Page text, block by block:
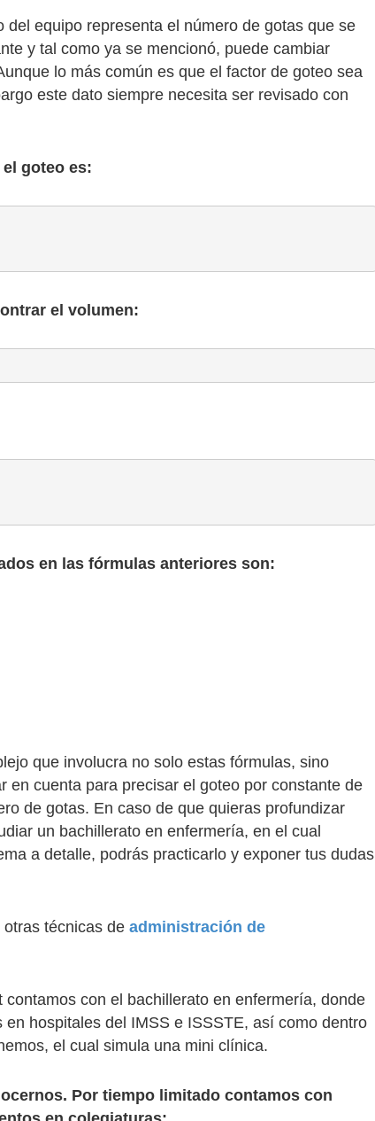
del equipo representa el número de gotas que se
y tal como ya se mencionó, puede cambiar
lo más común es que el factor de goteo sea
este dato siempre necesita ser revisado con
goteo es:
el volumen:
en las fórmulas anteriores son:
que involucra no solo estas fórmulas, sino
en cuenta para precisar el goteo por constante de
de gotas. En caso de que quieras profundizar
un bachillerato en enfermería, en el cual
a detalle, podrás practicarlo y exponer tus dudas
técnicas de administración de
con el bachillerato en enfermería, donde
hospitales del IMSS e ISSSTE, así como dentro
el cual simula una mini clínica.
Por tiempo limitado contamos con